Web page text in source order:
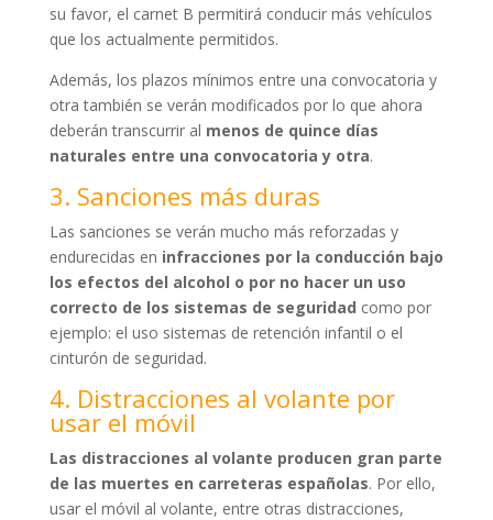
su favor, el carnet B permitirá conducir más vehículos
que los actualmente permitidos.
Además, los plazos mínimos entre una convocatoria y
otra también se verán modificados por lo que ahora
deberán transcurrir al menos de quince días
naturales entre una convocatoria y otra.
3. Sanciones más duras
Las sanciones se verán mucho más reforzadas y
endurecidas en infracciones por la conducción bajo
los efectos del alcohol o por no hacer un uso
correcto de los sistemas de seguridad como por
ejemplo: el uso sistemas de retención infantil o el
cinturón de seguridad.
4. Distracciones al volante por
usar el móvil
Las distracciones al volante producen gran parte
de las muertes en carreteras españolas. Por ello,
usar el móvil al volante, entre otras distracciones,